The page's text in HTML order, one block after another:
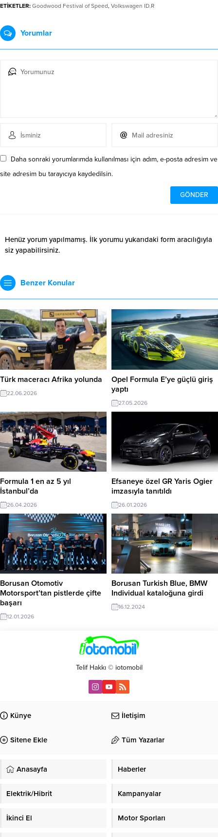
ETİKETLER: Goodwood Festival of Speed, Volkswagen ID.R
Yorumlar
Daha sonraki yorumlarımda kullanılması için adım, e-posta adresim ve
site adresim bu tarayıcıya kaydedilsin.
Henüz yorum yapılmamış. İlk yorumu yukarıdaki form aracılığıyla
siz yapabilirsiniz.
Benzer Konular
Türk maceracı Afrika yolunda
22.06.2026
Opel Formula E’ye güçlü giriş
yaptı
27.05.2026
Formula 1 en az 5 yıl
İstanbul’da
26.04.2026
Efsaneye özel GR Yaris Ogier
imzasıyla tanıtıldı
26.01.2026
Borusan Otomotiv
Motorsport’tan pistlerde çifte
başarı
12.01.2026
Borusan Turkish Blue, BMW
Individual kataloğuna girdi
16.12.2024
Telif Hakkı © iotomobil
Künye İletişim
Sitene Ekle Tüm Yazarlar
Anasayfa Haberler
Elektrik/Hibrit Kampanyalar
İkinci El Motor Sporları